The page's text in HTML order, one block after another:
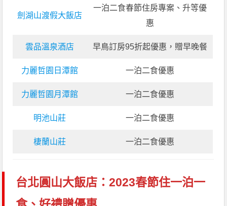
劍湖山渡假大飯店
一泊二食春節住房專案、升等優
惠
雲品溫泉酒店 早鳥訂房95折起優惠，贈早晚餐
力麗哲園日潭館 一泊二食優惠
力麗哲園月潭館 一泊二食優惠
明池山莊 一泊二食優惠
棲蘭山莊 一泊二食優惠
台北圓山大飯店：2023春節住一泊一